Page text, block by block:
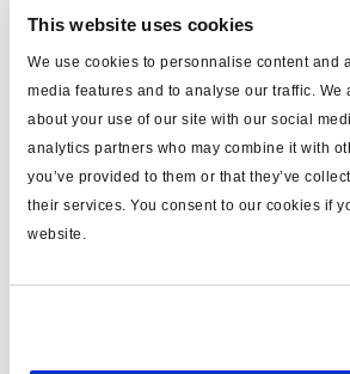
This website uses cookies
We use cookies to personnalise content and
media features and to analyse our traffic. We
about your use of our site with our social
analytics partners who may combine it with
you’ve provided to them or that they’ve
their services. You consent to our cookies if
website.
Hub (mm)
Gewicht (kg) 8
Dokumente
Sehen Sie sich alle verwandten
Bibliothek der Produktliteratur